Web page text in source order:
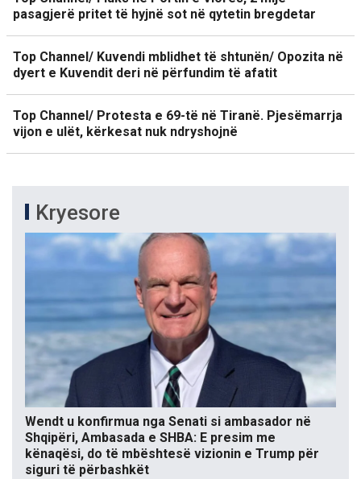
pasagjerë pritet të hyjnë sot në qytetin bregdetar
Top Channel/ Kuvendi mblidhet të shtunën/ Opozita në
dyert e Kuvendit deri në përfundim të afatit
Top Channel/ Protesta e 69-të në Tiranë. Pjesëmarrja
vijon e ulët, kërkesat nuk ndryshojnë
Kryesore
Wendt u konfirmua nga Senati si ambasador në
Shqipëri, Ambasada e SHBA: E presim me
kënaqësi, do të mbështesë vizionin e Trump për
siguri të përbashkët